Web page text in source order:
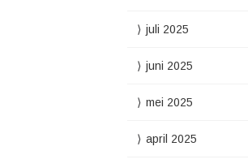
juli 2025
juni 2025
mei 2025
april 2025